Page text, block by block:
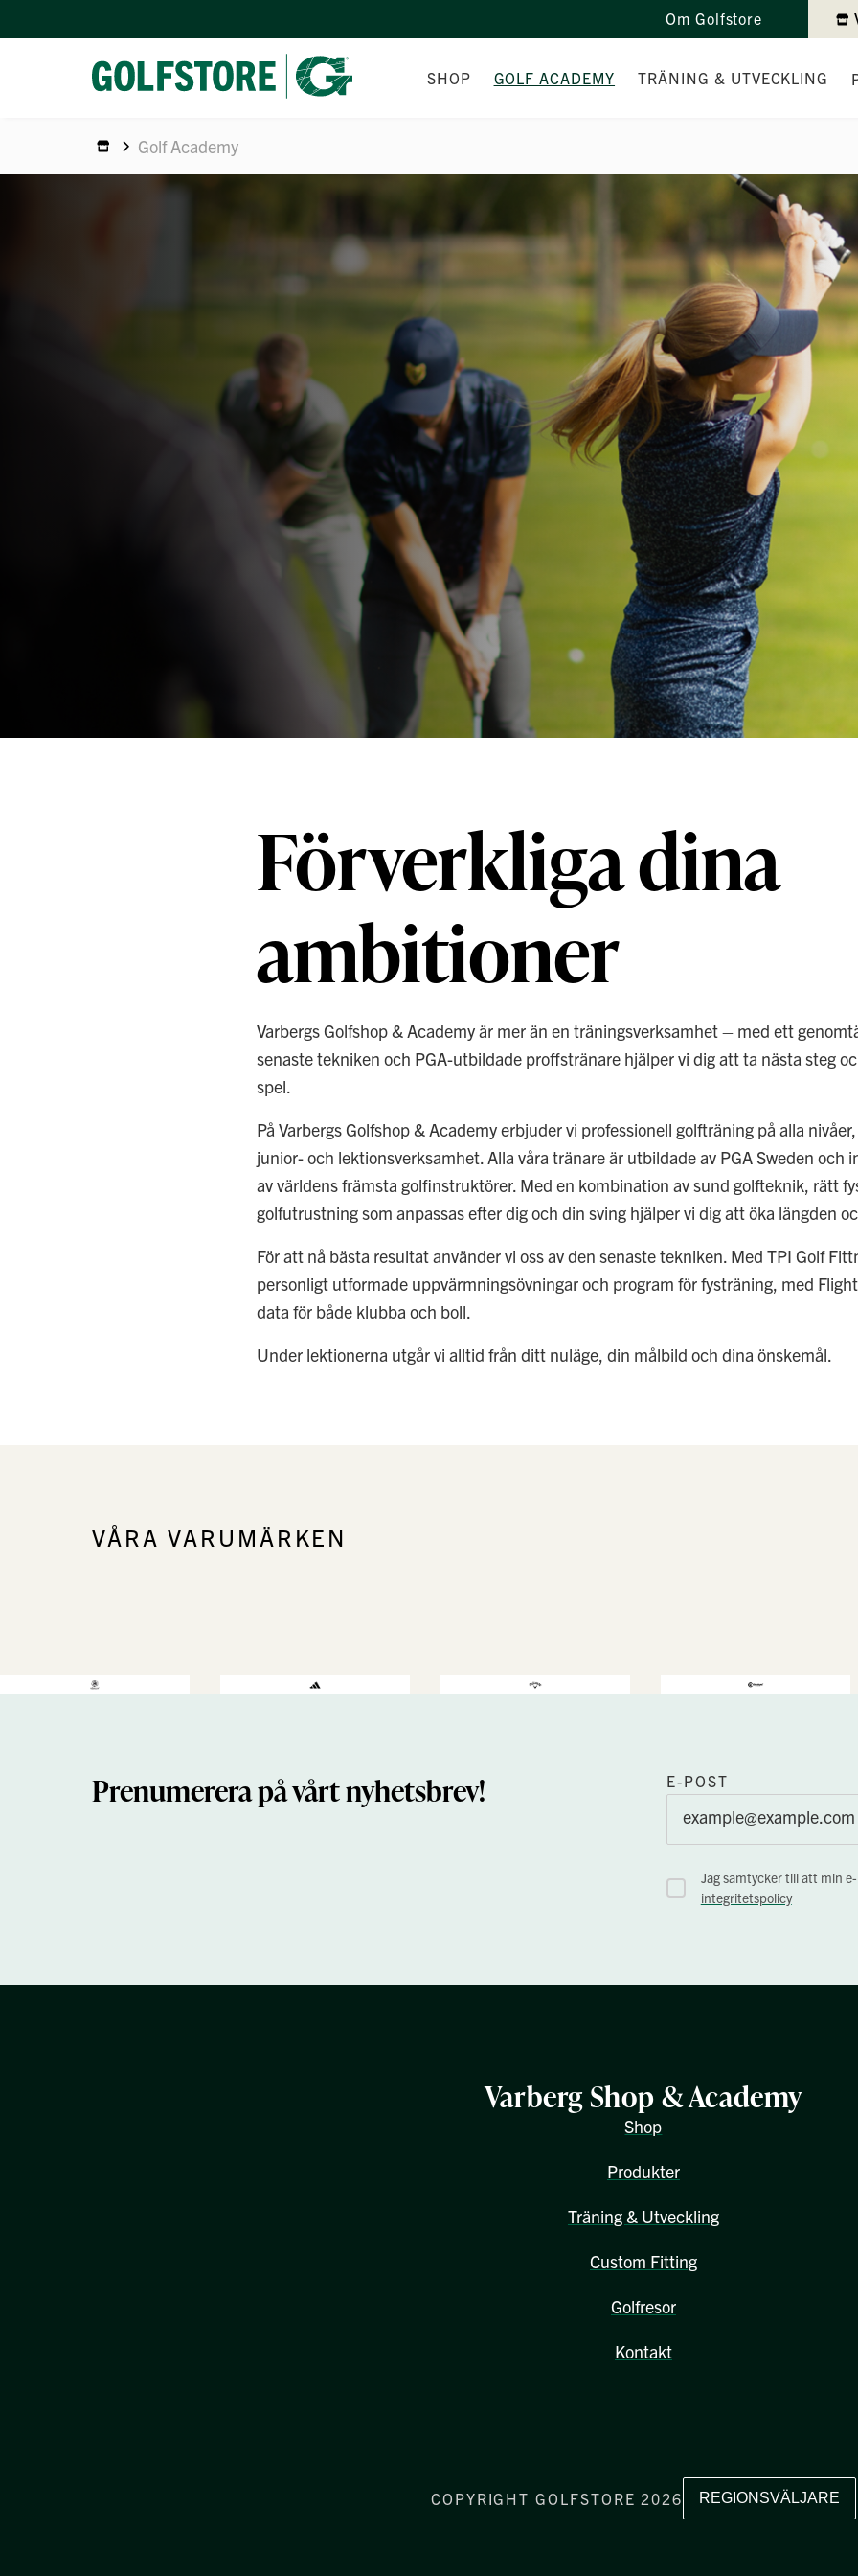
Om Golfstore
SHOP
LOGOBOLLAR
GOLF ACADEMY
PEDAGOGIK
HJÄLPMEDEL
TRÄNING & UTVECKLING
TRÄNINGSPAKET
TEKNIKTRÄNING I PUTTNING
KURSER
NYBÖRJARKURS & GRÖNT KORT
FRISKIS GOLFEN
JUNIORTRÄNING
Golf Academy
Förverkliga dina
ambitioner
Varbergs Golfshop & Academy är mer än en träningsverksamhet – med ett
senaste tekniken och PGA-utbildade proffstränare hjälper vi dig att ta nästa steg
spel.
På Varbergs Golfshop & Academy erbjuder vi professionell golfträning på alla
junior- och lektionsverksamhet. Alla våra tränare är utbildade av PGA Sweden och
av världens främsta golfinstruktörer. Med en kombination av sund golfteknik, rätt
golfutrustning som anpassas efter dig och din sving hjälper vi dig att öka längden
För att nå bästa resultat använder vi oss av den senaste tekniken. Med TPI Golf
personligt utformade uppvärmningsövningar och program för fysträning, med
data för både klubba och boll.
Under lektionerna utgår vi alltid från ditt nuläge, din målbild och dina önskemål.
VÅRA VARUMÄRKEN
Prenumerera på vårt nyhetsbrev! E-POST
Jag samtycker till att min
integritetspolicy
Varberg Shop & Academy
Shop
Produkter
Träning & Utveckling
Custom Fitting
Golfresor
Kontakt
COPYRIGHT GOLFSTORE 2026 REGIONSVÄLJARE